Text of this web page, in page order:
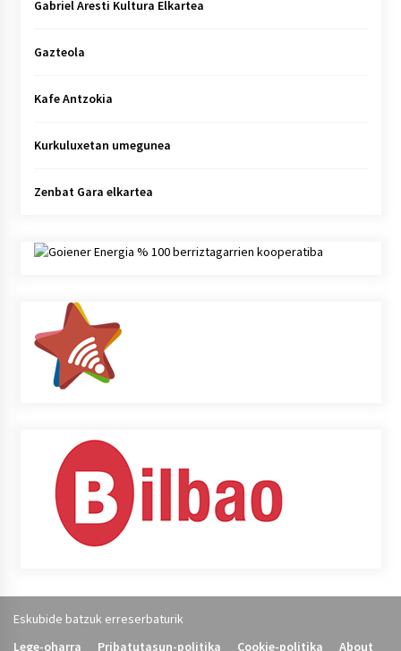
Gabriel Aresti Kultura Elkartea
Gazteola
Kafe Antzokia
Kurkuluxetan umegunea
Zenbat Gara elkartea
Eskubide batzuk erreserbaturik
Lege-oharra
Pribatutasun-politika Cookie-politika About